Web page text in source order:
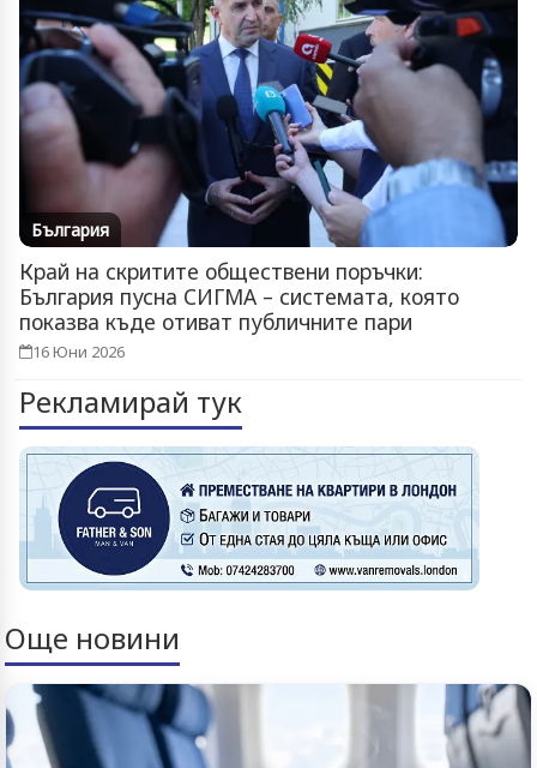
България
Край на скритите обществени поръчки:
България пусна СИГМА – системата, която
показва къде отиват публичните пари
16 Юни 2026
Рекламирай тук
Още новини